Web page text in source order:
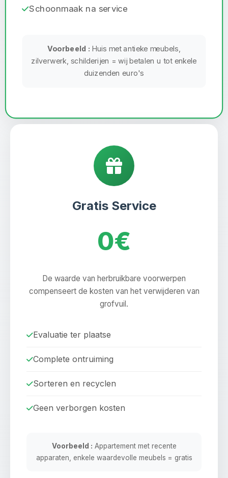
Schoonmaak na service
Voorbeeld : Huis met antieke meubels,
zilverwerk, schilderijen = wij betalen u tot enkele
duizenden euro's
Gratis Service
0€
De waarde van herbruikbare voorwerpen
compenseert de kosten van het verwijderen van
grofvuil.
Evaluatie ter plaatse
Complete ontruiming
Sorteren en recyclen
Geen verborgen kosten
Voorbeeld : Appartement met recente
apparaten, enkele waardevolle meubels = gratis